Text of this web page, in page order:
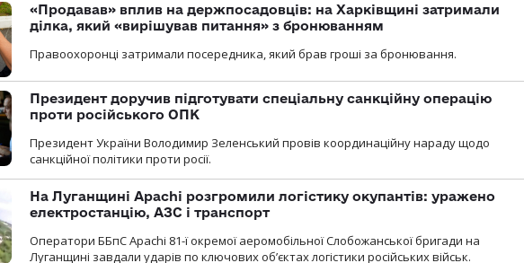
«Продавав» вплив на держпосадовців: на Харківщині затримали
ділка, який «вирішував питання» з бронюванням
Правоохоронці затримали посередника, який брав гроші за бронювання.
Президент доручив підготувати спеціальну санкційну операцію
проти російського ОПК
Президент України Володимир Зеленський провів координаційну нараду щодо
санкційної політики проти росії.
На Луганщині Apachi розгромили логістику окупантів: уражено
електростанцію, АЗС і транспорт
Оператори ББпС Apachi 81-ї окремої аеромобільної Слобожанської бригади на
Луганщині завдали ударів по ключових об’єктах логістики російських військ.